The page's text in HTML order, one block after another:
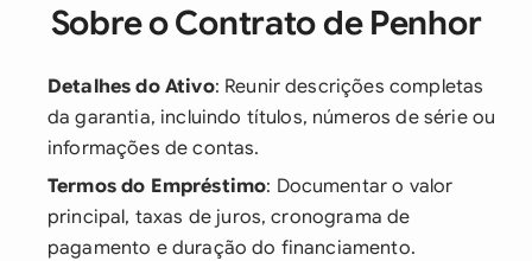
Sobre o Contrato de Penhor
Detalhes do Ativo: Reunir descrições completas
da garantia, incluindo títulos, números de série ou
informações de contas.
Termos do Empréstimo: Documentar o valor
principal, taxas de juros, cronograma de
pagamento e duração do financiamento.